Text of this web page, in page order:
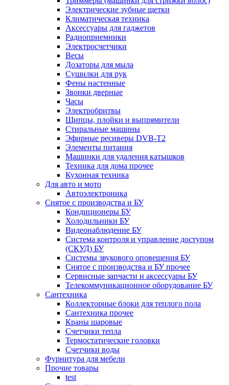
Электрические зубные щетки
Климатическая техника
Аксессуары для гаджетов
Радиоприемники
Электросчетчики
Весы
Дозаторы для мыла
Сушилки для рук
Фены настенные
Звонки дверные
Часы
Электробритвы
Щипцы, плойки и выпрямители
Стиральные машины
Эфирные ресиверы DVB-T2
Элементы питания
Машинки для удаления катышков
Техника для дома прочее
Кухонная техника
Для авто и мото
Автоэлектроника
Снятое с производства и БУ
Кондиционеры БУ
Холодильники БУ
Видеонаблюдение БУ
Система контроля и управление доступом
(СКУД) БУ
Системы звукового оповещения БУ
Снятое с производства и БУ прочее
Сервисные запчасти и аксессуары БУ
Телекоммуникационное оборудование БУ
Сантехника
Коллекторные блоки для теплого пола
Сантехника прочее
Краны шаровые
Счетчики тепла
Термоcтатические головки
Счетчики воды
Фурнитура для мебели
Прочие товары
test